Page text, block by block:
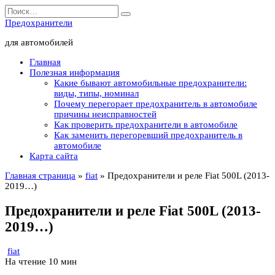
Перейти
к
содержанию
Search
for:
Предохранители
для автомобилей
Главная
Полезная информация
Какие бывают автомобильные предохранители:
виды, типы, номинал
Почему перегорает предохранитель в автомобиле
причины неисправностей
Как проверить предохранители в автомобиле
Как заменить перегоревший предохранитель в
автомобиле
Карта сайта
Главная страница » fiat » Предохранители и реле Fiat 500L (2013-
2019…)
Предохранители и реле Fiat 500L (2013-
2019…)
fiat
На чтение 10 мин